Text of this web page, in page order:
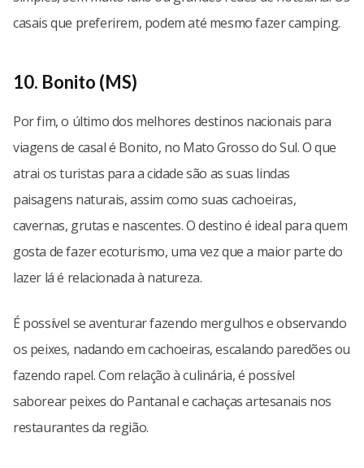
casais que preferirem, podem até mesmo fazer camping.
10. Bonito (MS)
Por fim, o último dos melhores destinos nacionais para
viagens de casal é Bonito, no Mato Grosso do Sul. O que
atrai os turistas para a cidade são as suas lindas
paisagens naturais, assim como suas cachoeiras,
cavernas, grutas e nascentes. O destino é ideal para quem
gosta de fazer ecoturismo, uma vez que a maior parte do
lazer lá é relacionada à natureza.
É possível se aventurar fazendo mergulhos e observando
os peixes, nadando em cachoeiras, escalando paredões ou
fazendo rapel. Com relação à culinária, é possível
saborear peixes do Pantanal e cachaças artesanais nos
restaurantes da região.